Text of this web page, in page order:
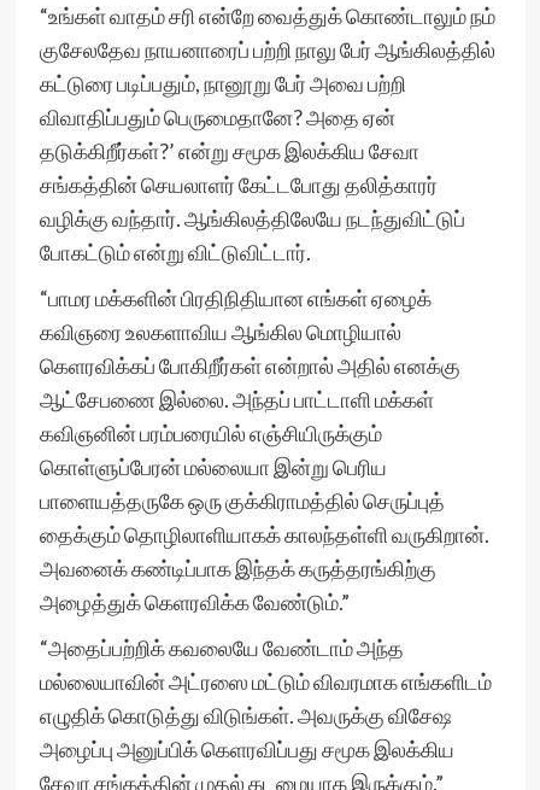
“உங்கள் வாதம் சரி என்றே வைத்துக் கொண்டாலும் நம்
குசேலதேவ நாயனாரைப் பற்றி நாலு பேர் ஆங்கிலத்தில்
கட்டுரை படிப்பதும், நானூறு பேர் அவை பற்றி
விவாதிப்பதும் பெருமைதானே? அதை ஏன்
தடுக்கிறீர்கள்?’ என்று சமூக இலக்கிய சேவா
சங்கத்தின் செயலாளர் கேட்டபோது தலித்காரர்
வழிக்கு வந்தார். ஆங்கிலத்திலேயே நடந்துவிட்டுப்
போகட்டும் என்று விட்டுவிட்டார்.
“பாமர மக்களின் பிரதிநிதியான எங்கள் ஏழைக்
கவிஞரை உலகளாவிய ஆங்கில மொழியால்
கெளரவிக்கப் போகிறீர்கள் என்றால் அதில் எனக்கு
ஆட்சேபணை இல்லை. அந்தப் பாட்டாளி மக்கள்
கவிஞனின் பரம்பரையில் எஞ்சியிருக்கும்
கொள்ளுப்பேரன் மல்லையா இன்று பெரிய
பாளையத்தருகே ஒரு குக்கிராமத்தில் செருப்புத்
தைக்கும் தொழிலாளியாகக் காலந்தள்ளி வருகிறான்.
அவனைக் கண்டிப்பாக இந்தக் கருத்தரங்கிற்கு
அழைத்துக் கெளரவிக்க வேண்டும்.”
“அதைப்பற்றிக் கவலையே வேண்டாம் அந்த
மல்லையாவின் அட்ரஸை மட்டும் விவரமாக எங்களிடம்
எழுதிக் கொடுத்து விடுங்கள். அவருக்கு விசேஷ
அழைப்பு அனுப்பிக் கெளரவிப்பது சமூக இலக்கிய
சேவா சங்கத்தின் முதல் கடமையாக இருக்கும்.”